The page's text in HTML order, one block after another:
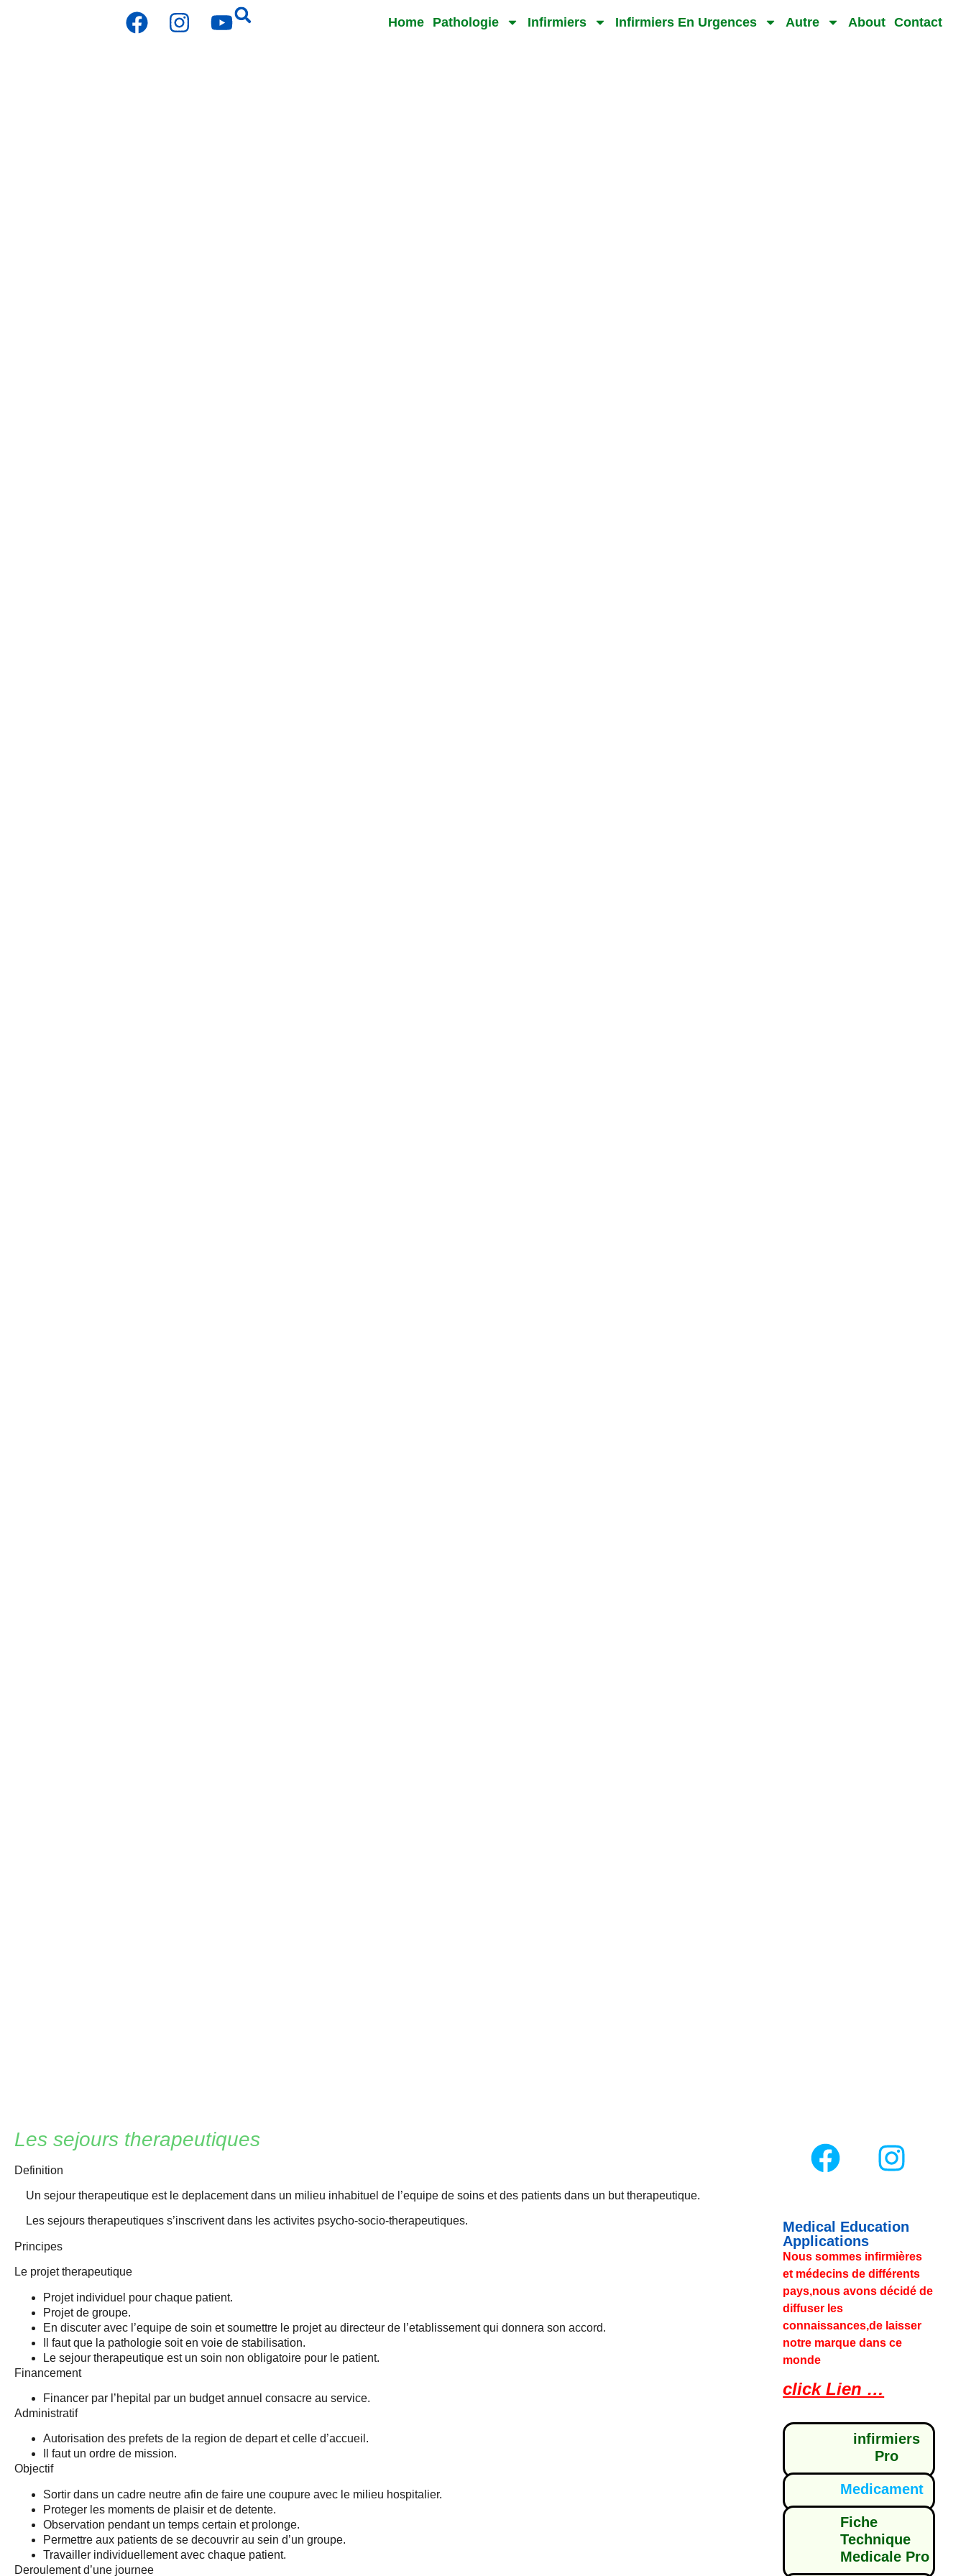
Home Pathologie Infirmiers Infirmiers En Urgences Autre About Contact
Les sejours therapeutiques
Definition
Un sejour therapeutique est le deplacement dans un milieu inhabituel de l’equipe de soins et des patients dans un but therapeutique.
Les sejours therapeutiques s’inscrivent dans les activites psycho-socio-therapeutiques.
Principes
Le projet therapeutique
Projet individuel pour chaque patient.
Projet de groupe.
En discuter avec l’equipe de soin et soumettre le projet au directeur de l’etablissement qui donnera son accord.
Il faut que la pathologie soit en voie de stabilisation.
Le sejour therapeutique est un soin non obligatoire pour le patient.
Financement
Financer par l’hepital par un budget annuel consacre au service.
Administratif
Autorisation des prefets de la region de depart et celle d’accueil.
Il faut un ordre de mission.
Objectif
Sortir dans un cadre neutre afin de faire une coupure avec le milieu hospitalier.
Proteger les moments de plaisir et de detente.
Observation pendant un temps certain et prolonge.
Permettre aux patients de se decouvrir au sein d’un groupe.
Travailler individuellement avec chaque patient.
Deroulement d’une journee
Medical Education
Applications
Nous sommes infirmières
et médecins de différents
pays,nous avons décidé de
diffuser les
connaissances,de laisser
notre marque dans ce
monde
click Lien …
infirmiers
Pro
Medicament
Fiche
Technique
Medicale Pro